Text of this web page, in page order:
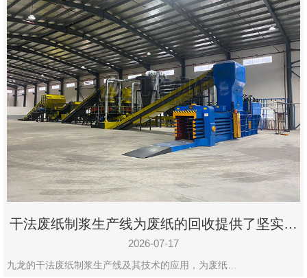
限
公
司
豫
ICP
备
19020390
号-1
干法废纸制浆生产线为废纸的回收提供了坚实的
保障
2026-07-17
九龙的干法废纸制浆生产线及其技术的应用，为废纸…